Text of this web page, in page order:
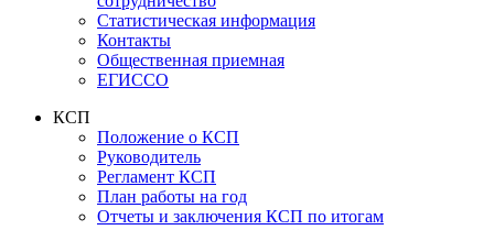
Статистическая информация
Контакты
Общественная приемная
ЕГИССО
КСП
Положение о КСП
Руководитель
Регламент КСП
План работы на год
Отчеты и заключения КСП по итогам